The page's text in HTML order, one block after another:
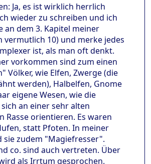
Ja, es ist wirklich herrlich
wieder zu schreiben und ich
an dem 3. Kapitel meiner
vermutlich 10) und merke jedes
ist, als man oft denkt.
vorkommen sind zum einen
Völker, wie Elfen, Zwerge (die
werden), Halbelfen, Gnome
eigene Wesen, wie die
an einer sehr alten
Rasse orientieren. Es waren
statt Pfoten. In meiner
sie zudem "Magiefresser".
co. sind auch vertreten. Über
als Irrtum gesprochen.